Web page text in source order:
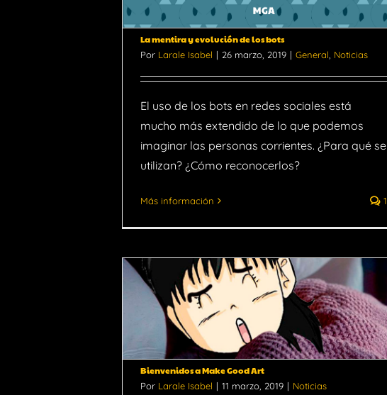
La mentira y evolución de los bots
Por Larale Isabel | 26 marzo, 2019 | General, Noticias
El uso de los bots en redes sociales está
mucho más extendido de lo que podemos
imaginar las personas corrientes. ¿Para qué se
utilizan? ¿Cómo reconocerlos?
Más información 1
Bienvenidos a Make Good Art
Por Larale Isabel | 11 marzo, 2019 | Noticias